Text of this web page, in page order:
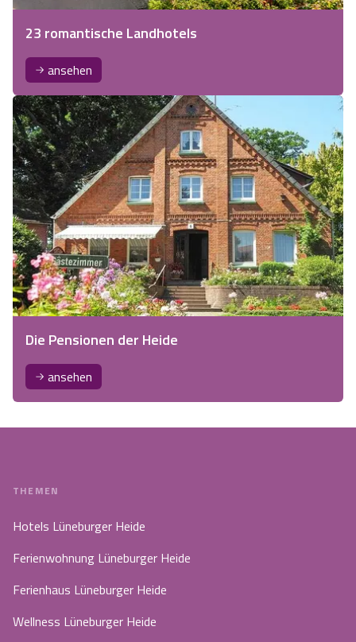
23 romantische Landhotels
ansehen
Die Pensionen der Heide
ansehen
THEMEN
Hotels Lüneburger Heide
Ferienwohnung Lüneburger Heide
Ferienhaus Lüneburger Heide
Wellness Lüneburger Heide